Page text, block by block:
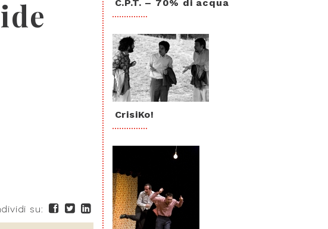
su:
C.P.T. – 70% di acqua
CrisiKo!